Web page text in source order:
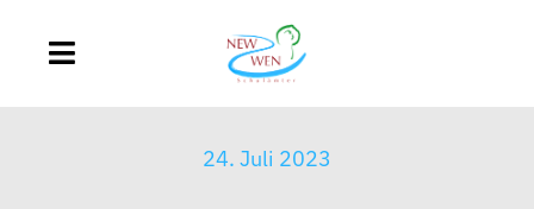
InhaltToggle
24. Juli 2023